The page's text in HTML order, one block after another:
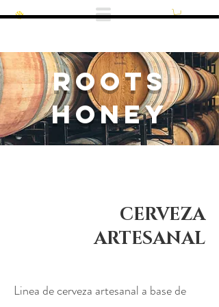
ROOTS
HONEY
CERVEZA
ARTESANAL
Linea de cerveza artesanal a base de